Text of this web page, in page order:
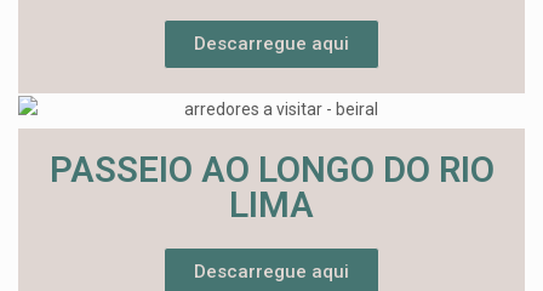
Descarregue aqui
PASSEIO AO LONGO DO RIO
LIMA
Descarregue aqui